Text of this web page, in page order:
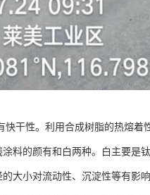
干性。利用合成树脂的热熔
料的颜有和白两种。白主要是
大小对流动性、沉淀性等有影